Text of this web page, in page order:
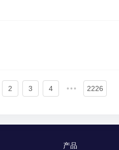
2 3 4 ••• 2226
产品